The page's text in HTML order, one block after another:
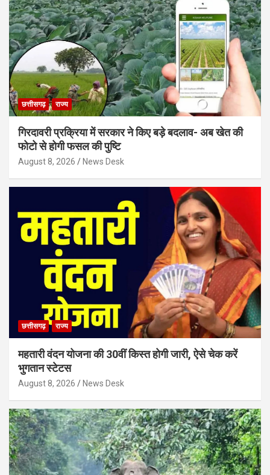
छत्तीसगढ़ राज्य
गिरदावरी प्रक्रिया में सरकार ने किए बड़े बदलाव- अब खेत की
फोटो से होगी फसल की पुष्टि
August 8, 2026 News Desk
छत्तीसगढ़ राज्य
महतारी वंदन योजना की 30वीं किस्त होगी जारी, ऐसे चेक करें
भुगतान स्टेटस
August 8, 2026 News Desk